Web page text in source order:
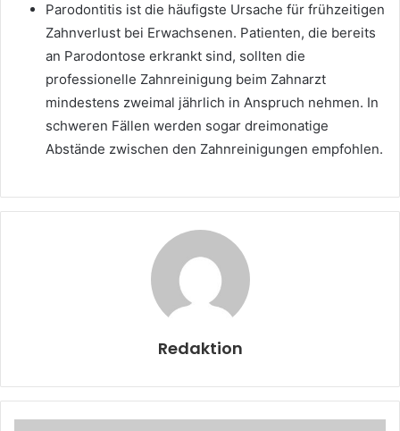
Parodontitis ist die häufigste Ursache für frühzeitigen
Zahnverlust bei Erwachsenen. Patienten, die bereits
an Parodontose erkrankt sind, sollten die
professionelle Zahnreinigung beim Zahnarzt
mindestens zweimal jährlich in Anspruch nehmen. In
schweren Fällen werden sogar dreimonatige
Abstände zwischen den Zahnreinigungen empfohlen.
Redaktion